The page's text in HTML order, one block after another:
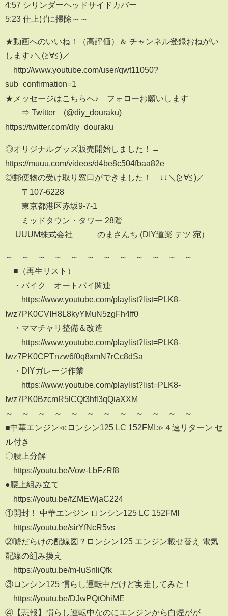
4:57 シリンダーヘッドサイドカバー
5:23 仕上げに掃除～～
★動画へのいいね！（高評価）＆ チャンネル登録おねがい
します♪＼(≧∀≦)／
http://www.youtube.com/user/qwt11050?
sub_confirmation=1
★メッセージはこちらへ♪ フォローお願いします
⇒ Twitter (@diy_douraku)
https://twitter.com/diy_douraku
◎オリジナルグッズ販売開始しました！→
https://muuu.com/videos/d4be8c504fbaa82e
◎郵便物の受け取り窓口ができました！ ↓↓＼(≧∀≦)／
〒107-6228
東京都港区赤坂9-7-1
ミッドタウン・タワー 28階
UUUM株式会社 のまさんち (DIY道楽 テツ 宛）
～∞～∞～∞～∞～∞～∞～∞～∞～∞～∞～∞～
■（再生リスト）
・バイク オートバイ関連
https://www.youtube.com/playlist?list=PLK8-
Iwz7PK0CVIH8L8kyYMuN5zgFh4ff0
・ママチャリ整備＆改造
https://www.youtube.com/playlist?list=PLK8-
Iwz7PK0CPTnzw6f0q8xmN7rCc8dSa
・DIYガレージ作業
https://www.youtube.com/playlist?list=PLK8-
Iwz7PK0BzcmR5lCQt3hfl3qQiaXXM
～∞～∞～∞～∞～∞～∞～∞～∞～∞～∞～∞～
■中華エンジン≪ロンシン125 LC 152FMI≫４速リターン セ
ル付き
〇腰上分解
https://youtu.be/Vow-LbFzRf8
●腰上組み立て
https://youtu.be/fZMEWjaC224
①開封！ 中華エンジン ロンシン125 LC 152FMI
https://youtu.be/sirYfNcR5vs
②嘘だらけの配線図？ロンシン125 エンジン載せ替え 電気
配線の組み換え
https://youtu.be/m-luSnliQfk
③ロンシン125 慣らし運転中だけど実走してみた！
https://youtu.be/DJwPQtOhiME
④【悲報】慣らし運転中なのにエンジンから白煙がが